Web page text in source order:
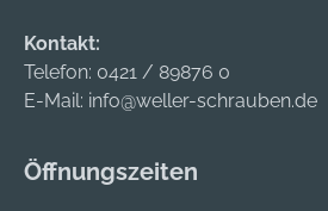
Kontakt:
Telefon: 0421 / 89876 0
E-Mail: info@weller-schrauben.de
Öffnungszeiten